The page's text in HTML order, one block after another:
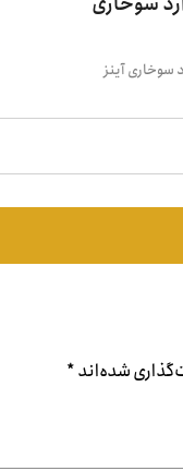
سوخاری آینز
شده‌اند*